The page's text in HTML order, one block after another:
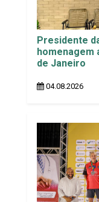
Presidente
homenagem
de Janeiro
04.08.2026